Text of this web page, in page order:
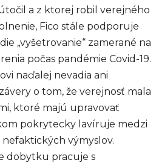
a z ktorej robil verejného
Fico stále podporuje
„vyšetrovanie“ zamerané na
počas pandémie Covid-19.
naďalej nevadia ani
o tom, že verejnosť mala
ktoré majú upravovať
pokrytecky lavíruje medzi
výmyslov.
dobytku pracuje s